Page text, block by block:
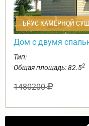
БРУС КАМЕРНОЙ
Дом с двумя
Тип:
Общая площадь: 82.52
1480200